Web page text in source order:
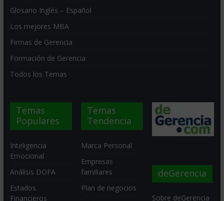
Glosario Inglés – Español
Los mejores MBA
Firmas de Gerencia
Formación de Gerencia
Todos los Temas
Temas
Populares
Inteligencia
Emocional
Análisis DOFA
Estados
Financieros
Temas
Tendencia
Marca Personal
Empresas
familiares
Plan de negocios
deGerencia
Sobre deGerencia